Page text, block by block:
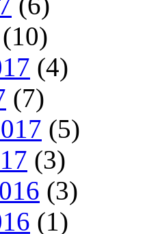
(10)
(4)
(7)
(5)
(3)
(3)
(1)